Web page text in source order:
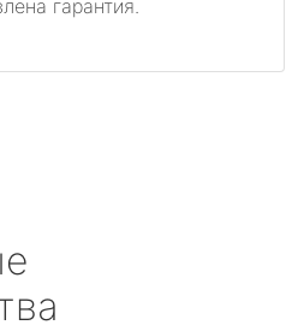
гарантия.